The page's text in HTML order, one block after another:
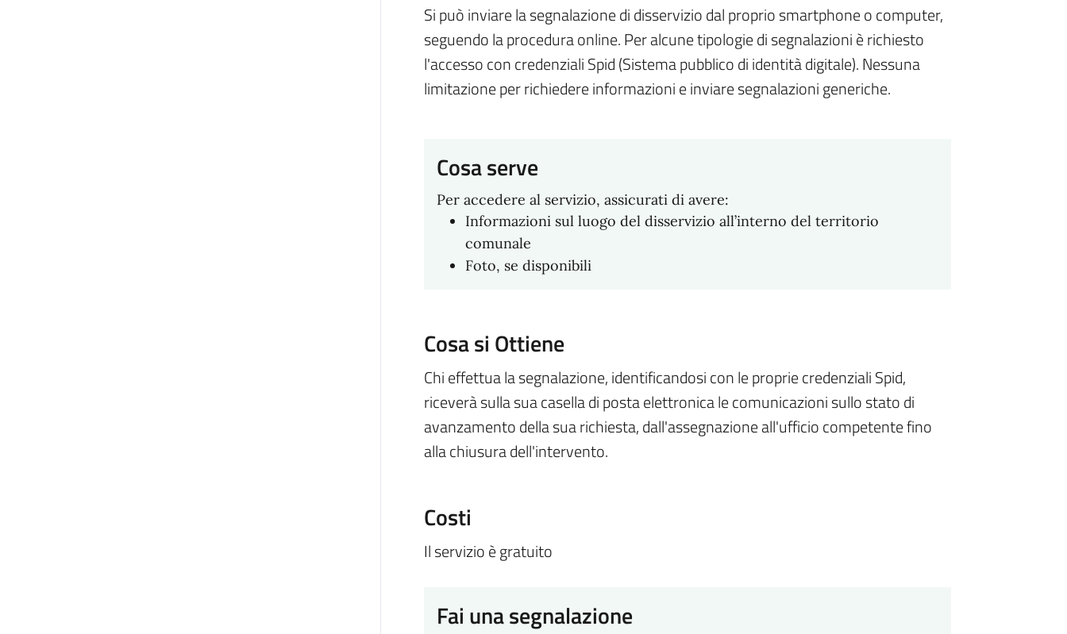
Si può inviare la segnalazione di disservizio dal proprio smartphone o computer,
seguendo la procedura online. Per alcune tipologie di segnalazioni è richiesto
l'accesso con credenziali Spid (Sistema pubblico di identità digitale). Nessuna
limitazione per richiedere informazioni e inviare segnalazioni generiche.
Cosa serve
Per accedere al servizio, assicurati di avere:
Informazioni sul luogo del disservizio all’interno del territorio
comunale
Foto, se disponibili
Cosa si Ottiene
Chi effettua la segnalazione, identificandosi con le proprie credenziali Spid,
riceverà sulla sua casella di posta elettronica le comunicazioni sullo stato di
avanzamento della sua richiesta, dall'assegnazione all'ufficio competente fino
alla chiusura dell'intervento.
Costi
Il servizio è gratuito
Fai una segnalazione